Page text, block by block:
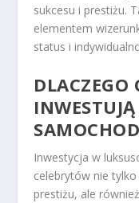
sukcesu i prestiżu.
elementem
status i
DLACZEGO
Inwestycja w
celebrytów nie
prestiżu, ale